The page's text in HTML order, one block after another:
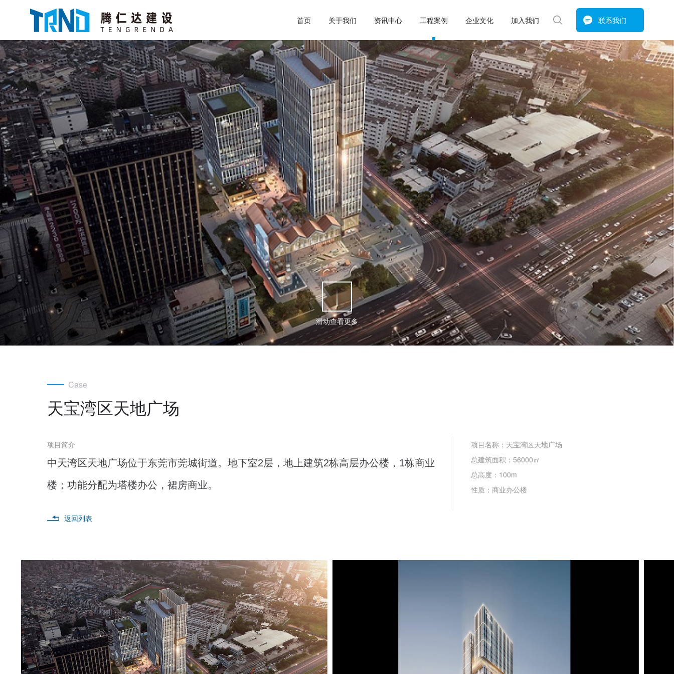
首页 关于我们 资讯中心 工程案例 企业文化 加入我们 联系我们
滑动查看更多
Case
天宝湾区天地广场
项目简介
中天湾区天地广场位于东莞市莞城街道。地下室2层，地上建筑2栋高层办公楼，1栋商业
楼；功能分配为塔楼办公，裙房商业。
项目名称：天宝湾区天地广场
总建筑面积：56000㎡
总高度：100m
性质：商业办公楼
返回列表